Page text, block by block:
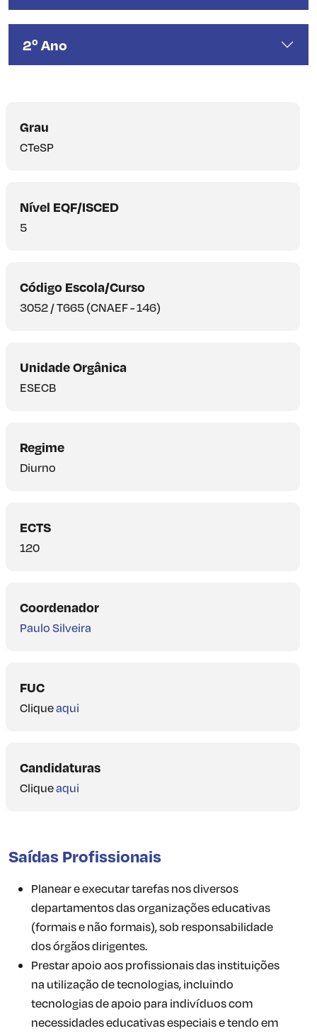
2º Ano
Grau
CTeSP
Nível EQF/ISCED
5
Código Escola/Curso
3052 / T665 (CNAEF - 146)
Unidade Orgânica
ESECB
Regime
Diurno
ECTS
120
Coordenador
Paulo Silveira
FUC
Cliqueaqui
Candidaturas
Cliqueaqui
Saídas Profissionais
Planear e executar tarefas nos diversos
departamentos das organizações educativas
(formais e não formais), sob responsabilidade
dos órgãos dirigentes.
Prestar apoio aos profissionais das instituições
na utilização de tecnologias, incluindo
tecnologias de apoio para indivíduos com
necessidades educativas especiais e tendo em